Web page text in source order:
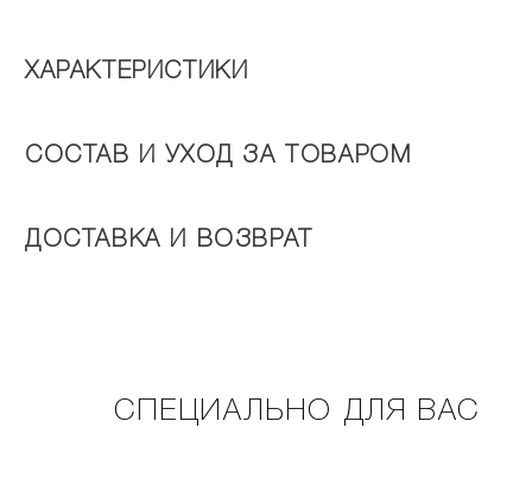
ХАРАКТЕРИСТИКИ
СОСТАВ И УХОД ЗА ТОВАРОМ
ДОСТАВКА И ВОЗВРАТ
СПЕЦИАЛЬНО ДЛЯ ВАС